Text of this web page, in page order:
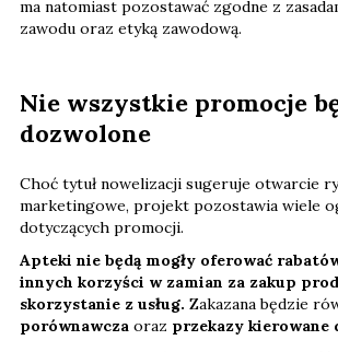
ma natomiast pozostawać zgodne z
zawodu oraz etyką zawodową.
Nie wszystkie promocje
dozwolone
Choć tytuł nowelizacji sugeruje otwarcie
marketingowe, projekt pozostawia wiele
dotyczących promocji.
Apteki nie będą mogły oferować
innych korzyści w zamian za zakup
skorzystanie z usług. Zakazana będzie
porównawcza oraz przekazy kierowane